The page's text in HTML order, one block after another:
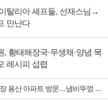
탈리아 셰프들, 선재스님→
만난다
, 황태해장국·무생채·양념 목
레시피 섭렵
아파트 방문…냄비뚜껑 운동법 소개